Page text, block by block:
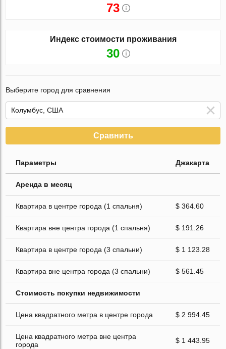
73
Индекс стоимости проживания
30
Выберите город для сравнения
Сравнить
Параметры Джакарта
Аренда в месяц
Квартира в центре города (1 спальня) $ 364.60
Квартира вне центра города (1 спальня) $ 191.26
Квартира в центре города (3 спальни) $ 1 123.28
Квартира вне центра города (3 спальни) $ 561.45
Стоимость покупки недвижимости
Цена квадратного метра в центре города $ 2 994.45
Цена квадратного метра вне центра
города
$ 1 443.95